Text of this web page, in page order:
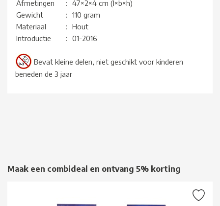
Afmetingen :
47×2×4 cm (l×b×h)
Gewicht
:
110 gram
Materiaal
:
Hout
Introductie
: 01-2016
Bevat kleine delen, niet geschikt voor kinderen
beneden de 3 jaar
Maak een combideal en ontvang 5% korting